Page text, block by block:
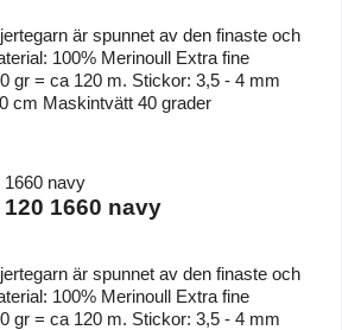
är spunnet av den finaste och
100% Merinoull Extra fine
gr = ca 120 m. Stickor: 3,5 - 4 mm
cm Maskintvätt 40 grader
1660 navy
är spunnet av den finaste och
100% Merinoull Extra fine
gr = ca 120 m. Stickor: 3,5 - 4 mm